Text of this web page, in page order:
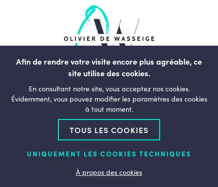
rue du Commerce, 123
1000, Bruxelles
Belgique
+32 (0)2 238 01 11
bonjour@olivierdewasseige.be
Afin de rendre votre visite encore plus agréable, ce
site utilise des cookies.
En consultant notre site, vous acceptez nos cookies.
Évidemment, vous pouvez modifier les paramètres des cookies
à tout moment.
TOUS LES COOKIES
UNIQUEMENT LES COOKIES TECHNIQUES
À propos des cookies